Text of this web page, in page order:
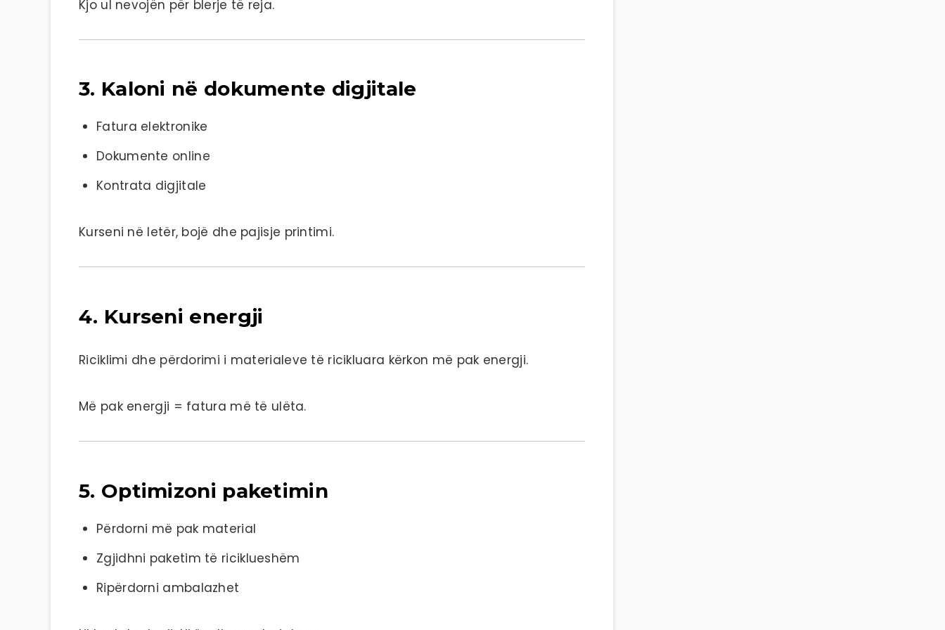
Kjo ul nevojën për blerje të reja.
3. Kaloni në dokumente digjitale
Fatura elektronike
Dokumente online
Kontrata digjitale
Kurseni në letër, bojë dhe pajisje printimi.
4. Kurseni energji
Riciklimi dhe përdorimi i materialeve të ricikluara kërkon më pak energji.
Më pak energji = fatura më të ulëta.
5. Optimizoni paketimin
Përdorni më pak material
Zgjidhni paketim të riciklueshëm
Ripërdorni ambalazhet